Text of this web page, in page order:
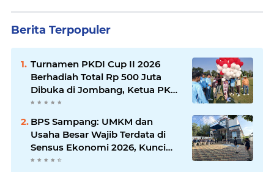
Berita Terpopuler
Turnamen PKDI Cup II 2026
Berhadiah Total Rp 500 Juta
Dibuka di Jombang, Ketua PKDI
Jatim Syaifullah Mahdi: Ajang
Komunikasi Antar-Kades untuk
Memajukan Desa
BPS Sampang: UMKM dan
Usaha Besar Wajib Terdata di
Sensus Ekonomi 2026, Kunci
Kebijakan Tepat Sasaran